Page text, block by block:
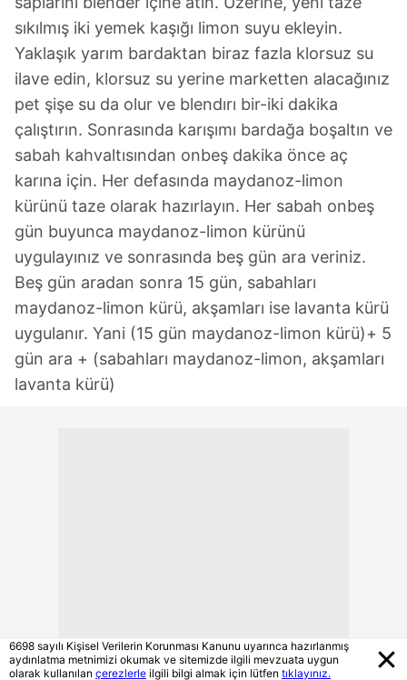
sıkılmış iki yemek kaşığı limon suyu ekleyin.
Yaklaşık yarım bardaktan biraz fazla klorsuz su
ilave edin, klorsuz su yerine marketten alacağınız
pet şişe su da olur ve blendırı bir-iki dakika
çalıştırın. Sonrasında karışımı bardağa boşaltın ve
sabah kahvaltısından onbeş dakika önce aç
karına için. Her defasında maydanoz-limon
kürünü taze olarak hazırlayın. Her sabah onbeş
gün buyunca maydanoz-limon kürünü
uygulayınız ve sonrasında beş gün ara veriniz.
Beş gün aradan sonra 15 gün, sabahları
maydanoz-limon kürü, akşamları ise lavanta kürü
uygulanır. Yani (15 gün maydanoz-limon kürü)+ 5
gün ara + (sabahları maydanoz-limon, akşamları
lavanta kürü)
6698 sayılı Kişisel Verilerin Korunması Kanunu uyarınca hazırlanmış
aydınlatma metnimizi okumak ve sitemizde ilgili mevzuata uygun
olarak kullanılan çerezlerle ilgili bilgi almak için lütfen tıklayınız.